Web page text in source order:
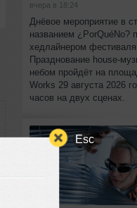
Esc
вчера в 18:24
Днёвое мероприятие в
названием ¿PorQuéNo?
хедлайнером фестиваля
Празднование house-
небом пройдёт на
Works 29 августа 2026
часов на двух сценах.